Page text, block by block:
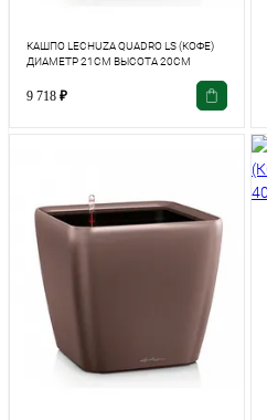
КАШПО LECHUZA QUADRO LS (КОФЕ)
ДИАМЕТР 21СМ ВЫСОТА 20СМ
9 718 ₽